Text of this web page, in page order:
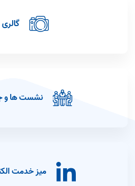
نشست مشترک میان دانشگاه علوم پزشکی
حضور دکتر توکلی در غرفه دانشگاه علوم پزشکی
تکریم و معارفه معاونین تحقیقات و فناوری
گالری
نشست ها و
میز خدمت